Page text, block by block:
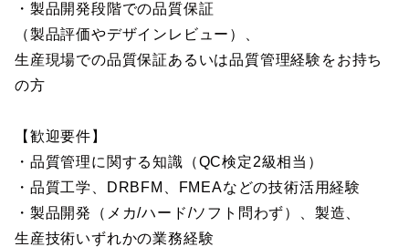
・製品開発段階での品質保証
（製品評価やデザインレビュー）、
生産現場での品質保証あるいは品質管理経験をお持ち
の方
【歓迎要件】
・品質管理に関する知識（QC検定2級相当）
・品質工学、DRBFM、FMEAなどの技術活用経験
・製品開発（メカ/ハード/ソフト問わず）、製造、
生産技術いずれかの業務経験